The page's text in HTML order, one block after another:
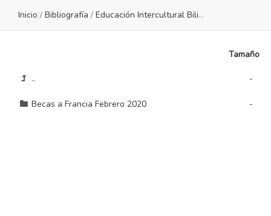
Inicio / Bibliografía / Educación Intercultural Bilingüe
Tamaño
.. -
Becas a Francia Febrero 2020 -